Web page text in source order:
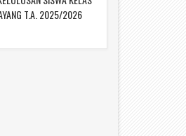
T.A. 2025/2026